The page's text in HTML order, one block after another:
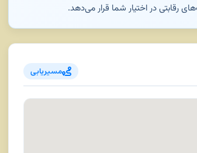
رقابتی در اختیار شما قرار می‌دهد.
مسیریابی